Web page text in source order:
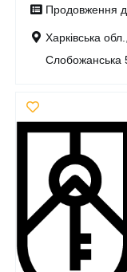
Продовження
Харківська
Слобожанська